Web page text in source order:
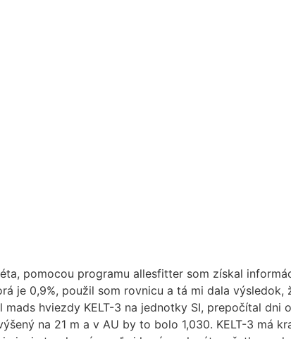
pomocou programu allesfitter som získal
je 0,9%, použil som rovnicu a tá mi dala
hviezdy KELT-3 na jednotky SI, prepočítal dni
na 21 m a v AU by to bolo 1,030. KELT-3 má